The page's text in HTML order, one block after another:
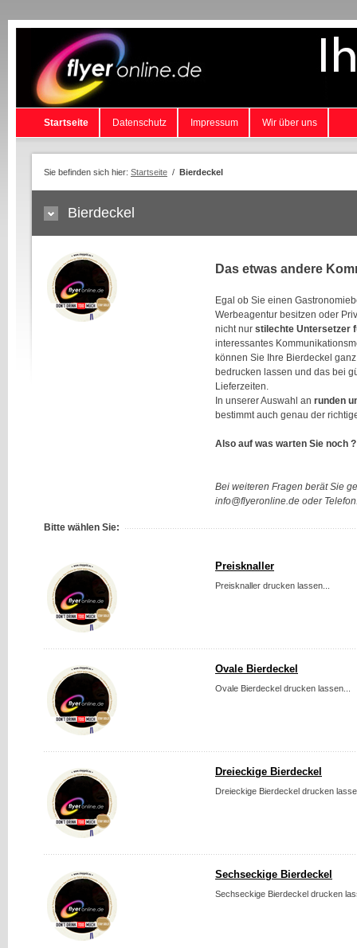
Startseite Datenschutz Impressum Wir über uns
Sie befinden sich hier: Startseite / Bierdeckel
Bierdeckel
Das etwas andere
Egal ob Sie einen
Werbeagentur besitzen oder
nicht nur stilechte Untersetzer
interessantes
können Sie Ihre Bierdeckel
bedrucken lassen und das bei
Lieferzeiten.
In unserer Auswahl an runden
bestimmt auch genau der
Also auf was warten Sie noch
Bei weiteren Fragen berät Sie
info@flyeronline.de oder
Bitte wählen Sie:
Preisknaller
Preisknaller drucken lassen...
Ovale Bierdeckel
Ovale Bierdeckel drucken lassen...
Dreieckige Bierdeckel
Dreieckige Bierdeckel drucken
Sechseckige Bierdeckel
Sechseckige Bierdeckel drucken